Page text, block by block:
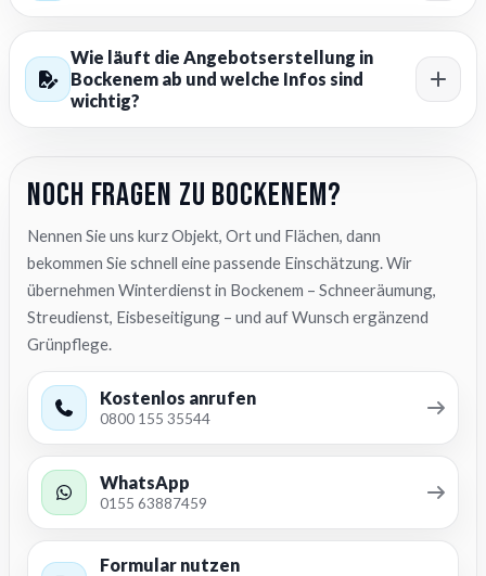
Wie läuft die Angebotserstellung in
Bockenem ab und welche Infos sind
wichtig?
Noch Fragen zu Bockenem?
Nennen Sie uns kurz Objekt, Ort und Flächen, dann
bekommen Sie schnell eine passende Einschätzung. Wir
übernehmen Winterdienst in Bockenem – Schneeräumung,
Streudienst, Eisbeseitigung – und auf Wunsch ergänzend
Grünpflege.
Kostenlos anrufen
0800 155 35544
WhatsApp
0155 63887459
Formular nutzen